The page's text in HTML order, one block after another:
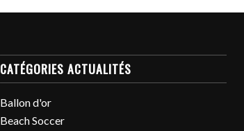
CATÉGORIES ACTUALITÉS
Ballon d'or
Beach Soccer